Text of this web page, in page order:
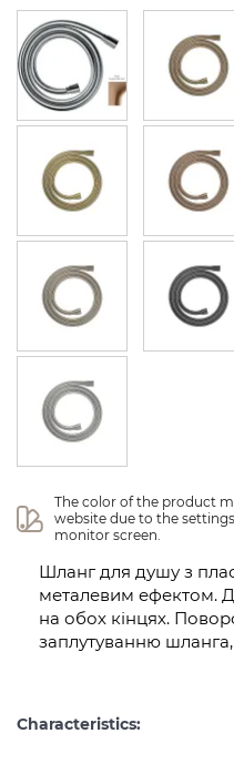
The color of the product
website due to the
monitor screen.
Шланг для душу з
металевим ефектом.
на обох кінцях.
заплутуванню
Characteristics: